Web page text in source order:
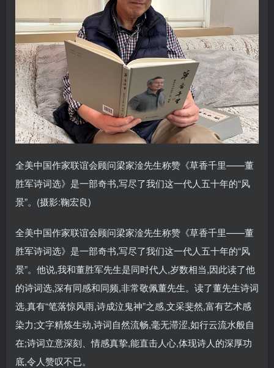
全美中国作家联谊会顾问梁家淦先生称赞《草香千里——董
胜军诗词选》是一部奇书,写尽了我们这一代人五十年的“风
景”。(摄影:鞠宏良)
全美中国作家联谊会顾问梁家淦先生称赞《草香千里——董
胜军诗词选》是一部奇书,写尽了我们这一代人五十年的“风
景”。他说,我和董胜军先生是同时代人,岁数相当,因此读了他
的诗词选,深有同感和同频,非常敬佩董先生。读了董先生诗词
选,真有“笔落惊风雨,诗成泣鬼神”之感,文采斐然,富有艺术感
染力;文字精炼生动,诗词自然流畅,毫无滞涩,如行云流水般自
在;诗词立意深刻、情感真挚,能直击人心,体现诗人的深厚功
底,令人赞叹不已。